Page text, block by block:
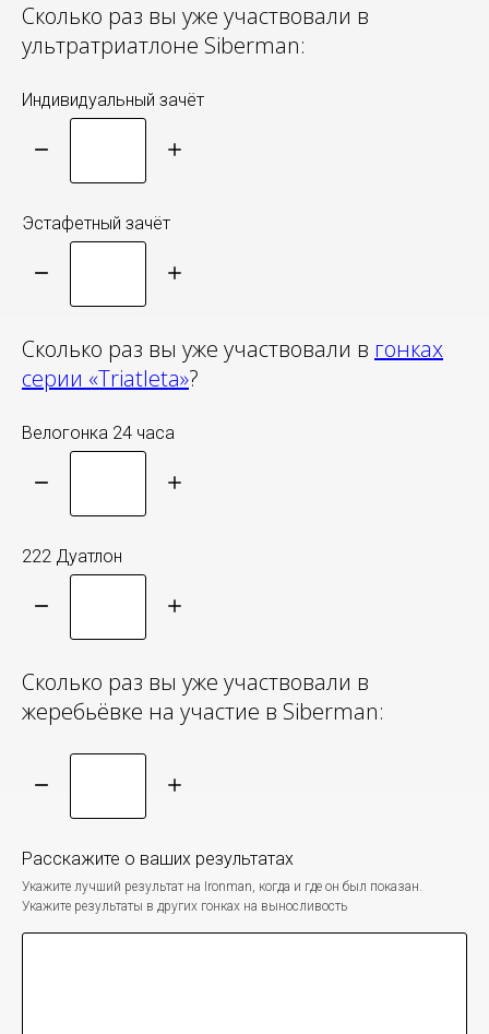
Сколько раз вы уже участвовали в
ультратриатлоне Siberman:
Индивидуальный зачёт
Эстафетный зачёт
Сколько раз вы уже участвовали в гонках
серии «Triatleta»?
Велогонка 24 часа
222 Дуатлон
Сколько раз вы уже участвовали в
жеребьёвке на участие в Siberman:
Расскажите о ваших результатах
Укажите лучший результат на Ironman, когда и где он был показан.
Укажите результаты в других гонках на выносливость